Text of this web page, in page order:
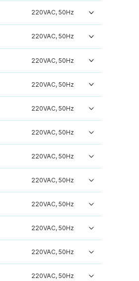
220VAC, 50Hz
220VAC, 50Hz
220VAC, 50Hz
220VAC, 50Hz
220VAC, 50Hz
220VAC, 50Hz
220VAC, 50Hz
220VAC, 50Hz
220VAC, 50Hz
220VAC, 50Hz
220VAC, 50Hz
220VAC, 50Hz